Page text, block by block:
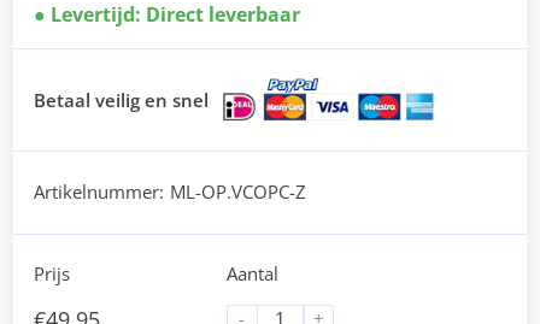
Levertijd: Direct leverbaar
Betaal veilig en snel
Artikelnummer: ML-OP.VCOPC-Z
Prijs
Aantal
-
+